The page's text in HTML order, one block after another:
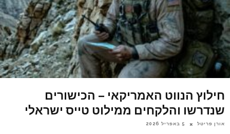
חילוץ הנווט האמריקאי – הכישורים
שנדרשו והלקחים ממילוט טייס ישראלי
אורן פריטל 5 באפריל 2026